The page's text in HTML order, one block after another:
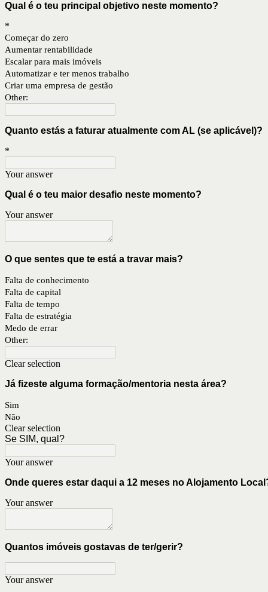
Qual é o teu principal objetivo neste momento?
*
Começar do zero
Aumentar rentabilidade
Escalar para mais imóveis
Automatizar e ter menos trabalho
Criar uma empresa de gestão
Other:
Quanto estás a faturar atualmente com AL (se aplicável)?
*
Your answer
Qual é o teu maior desafio neste momento?
Your answer
O que sentes que te está a travar mais?
Falta de conhecimento
Falta de capital
Falta de tempo
Falta de estratégia
Medo de errar
Other:
Clear selection
Já fizeste alguma formação/mentoria nesta área?
Sim
Não
Clear selection
Se SIM, qual?
Your answer
Onde queres estar daqui a 12 meses no Alojamento
Your answer
Quantos imóveis gostavas de ter/gerir?
Your answer